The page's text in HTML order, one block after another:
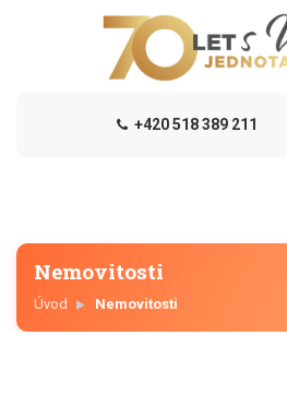
+420 518 389 211
Nemovitosti
Úvod Nemovitosti